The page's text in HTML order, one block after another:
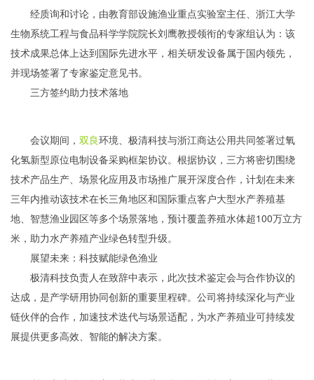
经质询和讨论，由教育部设施渔业重点实验室主任、浙江大学
生物系统工程与食品科学学院院长刘鹰教授领衔的专家组认为：该
技术成果总体上达到国际先进水平，相关研发设备属于国内领先，
并现场签署了专家鉴定意见书。
三方签约助力技术落地
会议期间， 双良环境、极清科技与浙江商达公用共同签署过氧
化氢新型原位电制设备采购框架协议。根据协议，三方将密切围绕
技术产品生产、场景化应用及市场推广展开深度合作，计划在未来
三年内推动该技术在长三角地区和国际重点客户大型水产养殖基
地、智慧渔业园区等多个场景落地，预计覆盖养殖水体超100万立方
米，助力水产养殖产业绿色转型升级。
展望未来：科技赋能绿色渔业
极清科技负责人在致辞中表示，此次技术鉴定会与合作协议的
达成，是产学研用协同创新的重要里程碑。公司将持续深化与产业
链伙伴的合作，加速技术迭代与场景适配，为水产养殖业可持续发
展提供更多高效、智能的解决方案。